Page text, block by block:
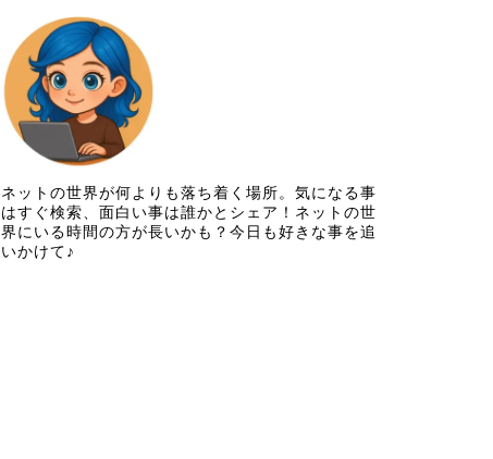
ネットの世界が何よりも落ち着く場所。気になる事
はすぐ検索、面白い事は誰かとシェア！ネットの世
界にいる時間の方が長いかも？今日も好きな事を追
いかけて♪